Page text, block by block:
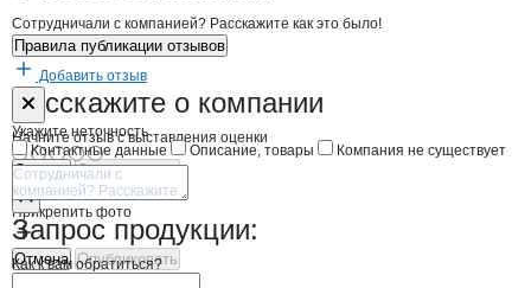
Сотрудничали с компанией? Расскажите как это было!
Правила публикации отзывов
Добавить отзыв
Расскажите о компании
Начните отзыв с выставления оценки
Прикрепить фото
Отмена Опубликовать
Форма обратной связи о неточностях
Укажите неточность
Контактные данные
Описание, товары Компания не существует
Отмена Опубликовать
Запрос продукции:
Как к вам обратиться?